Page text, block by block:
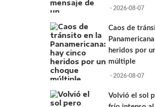
- 2026-08-07
Caos de
heridos por
múltiple
- 2026-08-07
Volvió el sol